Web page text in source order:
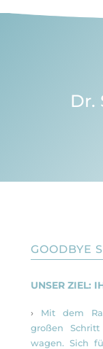
Dr.
GOODBYE
UNSER ZIEL:
› Mit dem
großen
wagen. Sich